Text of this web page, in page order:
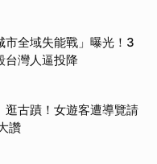
市全域失能戰」曝光！3
灣人逼投降
逛古蹟！女遊客遭導覽請
讚